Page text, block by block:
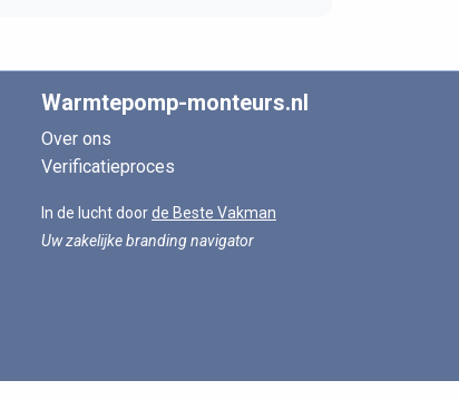
Warmtepomp-monteurs.nl
Over ons
Verificatieproces
In de lucht doorde Beste Vakman
Uw zakelijke branding navigator